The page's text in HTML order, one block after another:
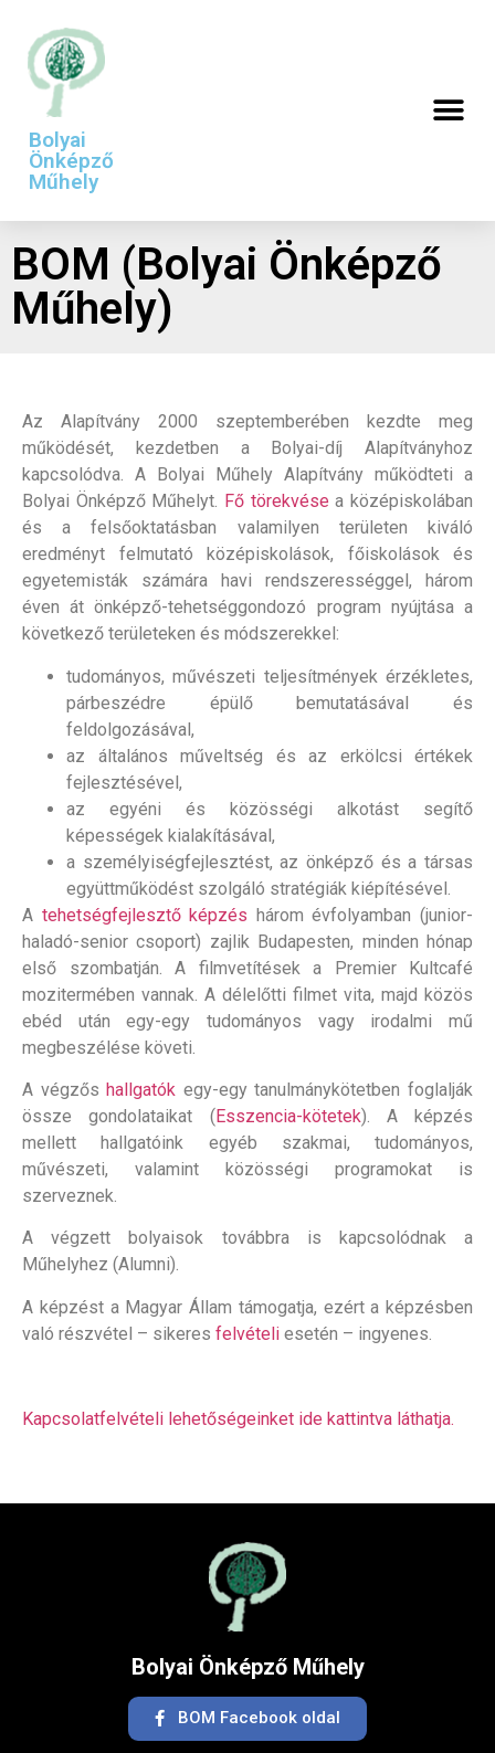
Bolyai
Önképző
Műhely
BOM (Bolyai Önképző
Műhely)
Az Alapítvány 2000 szeptemberében kezdte meg
működését, kezdetben a Bolyai-díj Alapítványhoz
kapcsolódva. A Bolyai Műhely Alapítvány működteti a
Bolyai Önképző Műhelyt. Fő törekvése a középiskolában
és a felsőoktatásban valamilyen területen kiváló
eredményt felmutató középiskolások, főiskolások és
egyetemisták számára havi rendszerességgel, három
éven át önképző-tehetséggondozó program nyújtása a
következő területeken és módszerekkel:
tudományos, művészeti teljesítmények érzékletes,
párbeszédre épülő bemutatásával és
feldolgozásával,
az általános műveltség és az erkölcsi értékek
fejlesztésével,
az egyéni és közösségi alkotást segítő
képességek kialakításával,
a személyiségfejlesztést, az önképző és a társas
együttműködést szolgáló stratégiák kiépítésével.
A tehetségfejlesztő képzés három évfolyamban(junior-
haladó-senior csoport) zajlik Budapesten, minden hónap
első szombatján. A filmvetítések a Premier Kultcafé
mozitermében vannak. A délelőtti filmet vita, majd közös
ebéd után egy-egy tudományos vagy irodalmi mű
megbeszélése követi.
A végzőshallgatók egy-egy tanulmánykötetben foglalják
össze gondolataikat (Esszencia-kötetek). A képzés
mellett hallgatóink egyéb szakmai, tudományos,
művészeti, valamint közösségi programokat is
szerveznek.
A végzett bolyaisok továbbra is kapcsolódnak a
Műhelyhez (Alumni).
A képzést a Magyar Állam támogatja, ezért a képzésben
való részvétel – sikeres felvételi esetén – ingyenes.
Kapcsolatfelvételi lehetőségeinket ide kattintva láthatja.
Bolyai Önképző Műhely
BOM Facebook oldal